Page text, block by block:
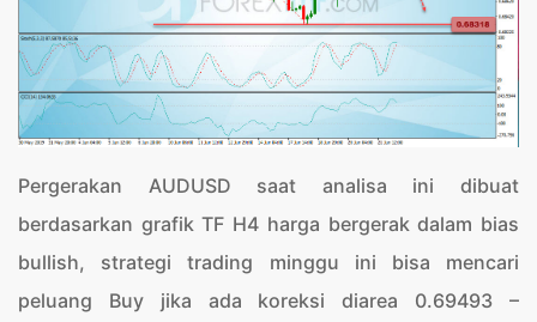
Pergerakan AUDUSD saat analisa ini dibuat
berdasarkan grafik TF H4 harga bergerak dalam bias
bullish, strategi trading minggu ini bisa mencari
peluang Buy jika ada koreksi diarea 0.69493 –